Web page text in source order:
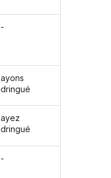
-
ayons
dringué
ayez
dringué
-